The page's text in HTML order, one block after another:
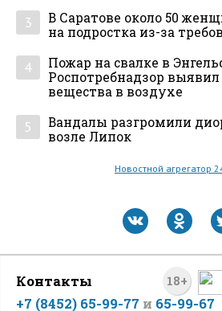
3
В Саратове около 50
на подростка из-за
4
Пожар на свалке в
Роспотребнадзор
вещества в воздухе
5
Вандалы разгромили
возле Липок
Новостной агрегатор
18+
Контакты
+7 (8452) 65-99-77 и 65-99-67